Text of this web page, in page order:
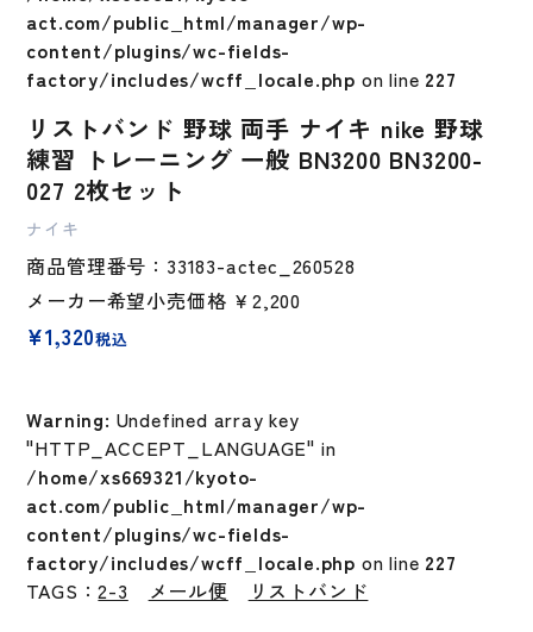
act.com/public_html/manager/wp-
content/plugins/wc-fields-
factory/includes/wcff_locale.php on line 227
リストバンド 野球 両手 ナイキ nike 野球
練習 トレーニング 一般 BN3200 BN3200-
027 2枚セット
ナイキ
商品管理番号：33183-actec_260528
メーカー希望小売価格 ￥2,200
¥1,320税込
Warning: Undefined array key
"HTTP_ACCEPT_LANGUAGE" in
/home/xs669321/kyoto-
act.com/public_html/manager/wp-
content/plugins/wc-fields-
factory/includes/wcff_locale.php on line 227
TAGS：2-3 メール便
リストバンド